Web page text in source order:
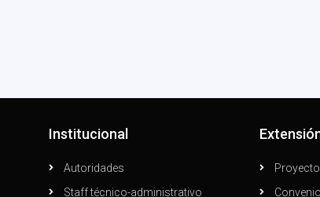
Institucional
Autoridades
Staff técnico-administrativo